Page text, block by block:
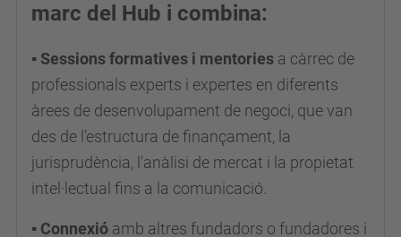
marc del Hub i combina:
▪ Sessions formatives i mentories a càrrec de
professionals experts i expertes en diferents
àrees de desenvolupament de negoci, que van
des de l’estructura de finançament, la
jurisprudència, l'anàlisi de mercat i la propietat
intel·lectual fins a la comunicació.
▪ Connexió amb altres fundadors o fundadores i